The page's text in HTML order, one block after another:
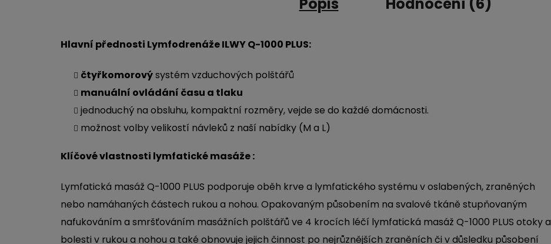
Hlavní přednosti LymfodrenážeILWY Q-1000 PLUS:
čtyřkomorovýsystém vzduchových polštářů
manuální ovládání času a tlaku
jednoduchý na obsluhu, kompaktní rozměry, vejde se do každé domácnosti.
možnost volby velikostí návleků z naší nabídky (M a L)
Klíčové vlastnosti lymfatické masáže :
Lymfatická masáž Q-1000 PLUS podporuje oběh krve a lymfatického systému v oslabených, zraněných
nebo namáhaných částech rukou a nohou. Opakovaným působením na svalové tkáně stupňovaným
nafukováním a smršťováním masážních polštářů ve 4 krocích léčí lymfatická masáž Q-1000 PLUS otoky a
bolesti v rukou a nohou a také obnovuje jejich činnost po nejrůznějších zraněních či v důsledku působení